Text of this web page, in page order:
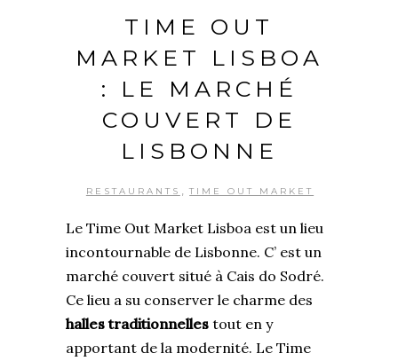
TIME OUT
MARKET LISBOA
: LE MARCHÉ
COUVERT DE
LISBONNE
RESTAURANTS TIME OUT MARKET
Le Time Out Market Lisboa est un lieu
incontournable de Lisbonne. C’ est un
marché couvert situé à Cais do Sodré.
Ce lieu a su conserver le charme des
halles traditionnelles tout en y
apportant de la modernité. Le Time